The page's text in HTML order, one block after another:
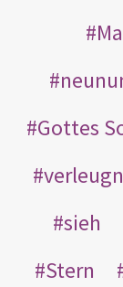
Gottes
sieh
Stern